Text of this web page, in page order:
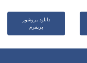
دانلود بروشور
پریفرم